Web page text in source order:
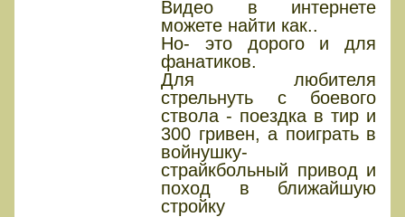
Видео в интернете
можете найти как..
Но- это дорого и для
фанатиков.
Для любителя
стрельнуть с боевого
ствола - поездка в тир и
300 гривен, а поиграть в
войнушку-
страйкбольный привод и
поход в ближайшую
стройку